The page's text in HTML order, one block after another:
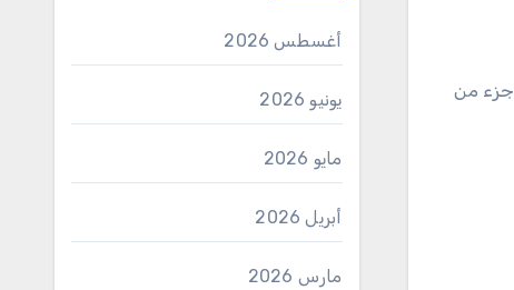
جزء من
أغسطس 2026
يونيو 2026
مايو 2026
أبريل 2026
مارس 2026